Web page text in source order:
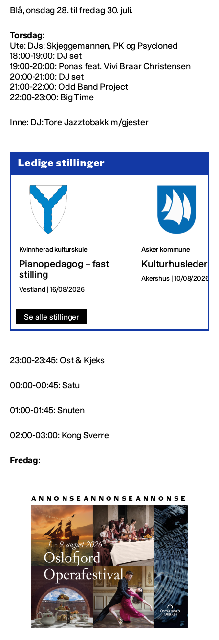
Blå, onsdag 28. til fredag 30. juli.
Torsdag:
Ute: DJs: Skjeggemannen, PK og Psycloned
18:00-19:00: DJ set
19:00-20:00: Ponas feat. Vivi Braar Christensen
20:00-21:00: DJ set
21:00-22:00: Odd Band Project
22:00-23:00: Big Time
Inne: DJ: Tore Jazztobakk m/gjester
Ledige stillinger
Kvinnherad kulturskule
Pianopedagog – fast
stilling
Vestland | 16/08/2026
Asker kommune
Kulturhusleder
Akershus | 10/08/2026
Se alle stillinger
23:00-23:45: Ost & Kjeks
00:00-00:45: Satu
01:00-01:45: Snuten
02:00-03:00: Kong Sverre
Fredag: